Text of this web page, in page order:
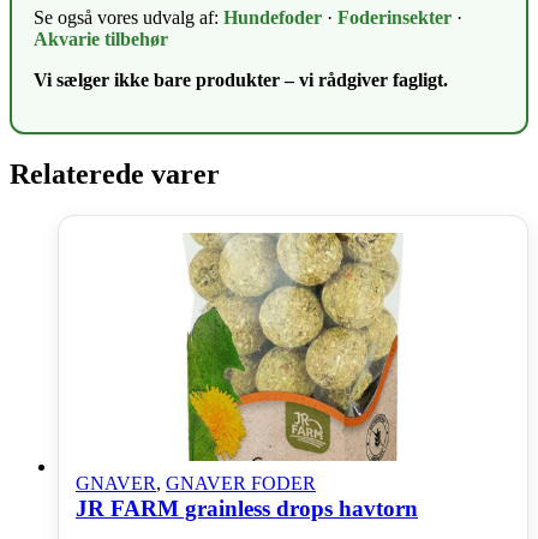
Se også vores udvalg af: Hundefoder · Foderinsekter ·
Akvarie tilbehør
Vi sælger ikke bare produkter – vi rådgiver fagligt.
Relaterede varer
GNAVER, GNAVER FODER
JR FARM grainless drops havtorn